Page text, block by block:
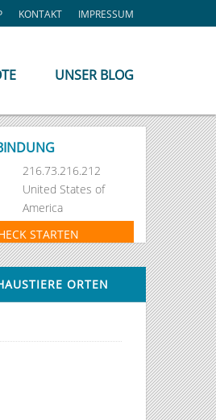
KONTAKT IMPRESSUM
UNSER BLOG
216.73.216.212
United States of
America
STARTEN
ORTEN